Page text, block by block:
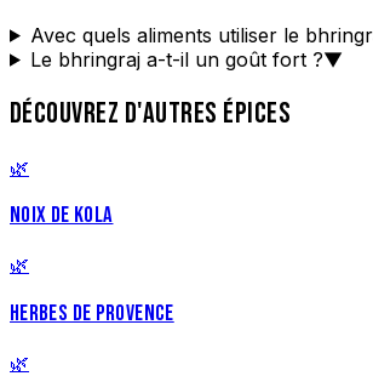
Avec quels aliments utiliser le
Le bhringraj a-t-il un goût fort ?▼
DÉCOUVREZ D'AUTRES ÉPICES
🌿
NOIX DE KOLA
🌿
HERBES DE PROVENCE
🌿